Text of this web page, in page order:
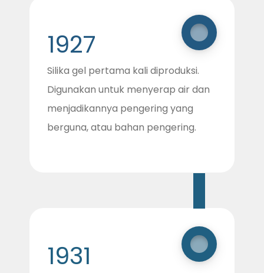
1927
Silika gel pertama kali diproduksi.
Digunakan untuk menyerap air dan
menjadikannya pengering yang
berguna, atau bahan pengering.
1931